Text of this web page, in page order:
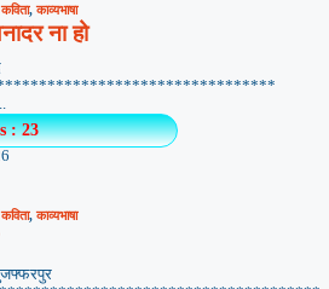
कविता,काव्यभाषा
ना हो
: 23
कविता,काव्यभाषा